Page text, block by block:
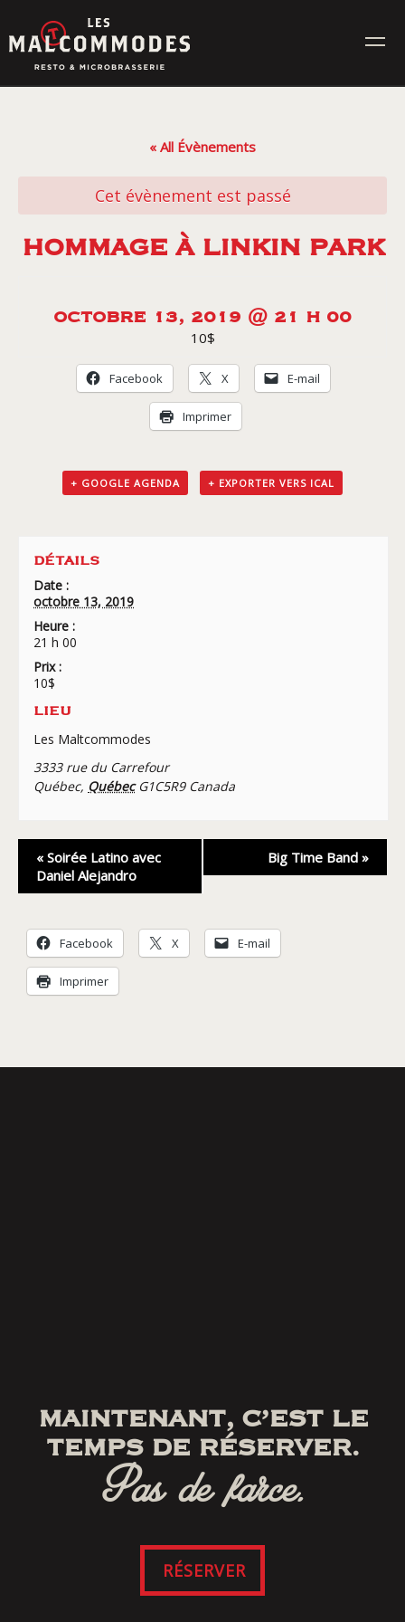
to
content
CONTACT
Livraison
« All Évènements
Cet évènement est passé
HOMMAGE À LINKIN PARK
OCTOBRE 13, 2019 @ 21 H 00
10$
Facebook X E-mail
Imprimer
+ GOOGLE AGENDA + EXPORTER VERS ICAL
DÉTAILS
Date :
octobre 13, 2019
Heure :
21 h 00
Prix :
10$
LIEU
Les Maltcommodes
3333 rue du Carrefour
Québec, Québec G1C5R9 Canada
Navigation
Évènement
« Soirée Latino avec
Daniel Alejandro
Big Time Band »
Facebook X E-mail
Imprimer
MAINTENANT, C’EST LE
TEMPS DE RÉSERVER.
Pas de farce.
RÉSERVER